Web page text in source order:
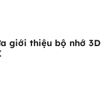
giới thiệu bộ nhớ 3D